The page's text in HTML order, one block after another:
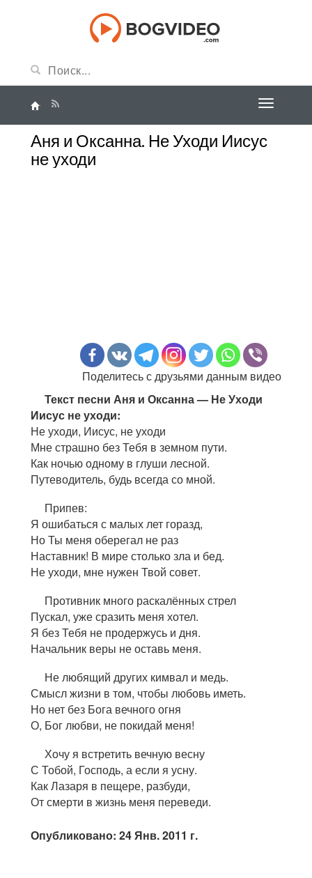
Аня и Оксанна. Не Уходи Иисус
не уходи
Поделитесь с друзьями данным видео
Текст песни Аня и Оксанна — Не Уходи
Иисус не уходи:
Не уходи, Иисус, не уходи
Мне страшно без Тебя в земном пути.
Как ночью одному в глуши лесной.
Путеводитель, будь всегда со мной.
Припев:
Я ошибаться с малых лет горазд,
Но Ты меня оберегал не раз
Наставник! В мире столько зла и бед.
Не уходи, мне нужен Твой совет.
Противник много раскалённых стрел
Пускал, уже сразить меня хотел.
Я без Тебя не продержусь и дня.
Начальник веры не оставь меня.
Не любящий других кимвал и медь.
Смысл жизни в том, чтобы любовь иметь.
Но нет без Бога вечного огня
О, Бог любви, не покидай меня!
Хочу я встретить вечную весну
С Тобой, Господь, а если я усну.
Как Лазаря в пещере, разбуди,
От смерти в жизнь меня переведи.
Опубликовано: 24 Янв. 2011 г.